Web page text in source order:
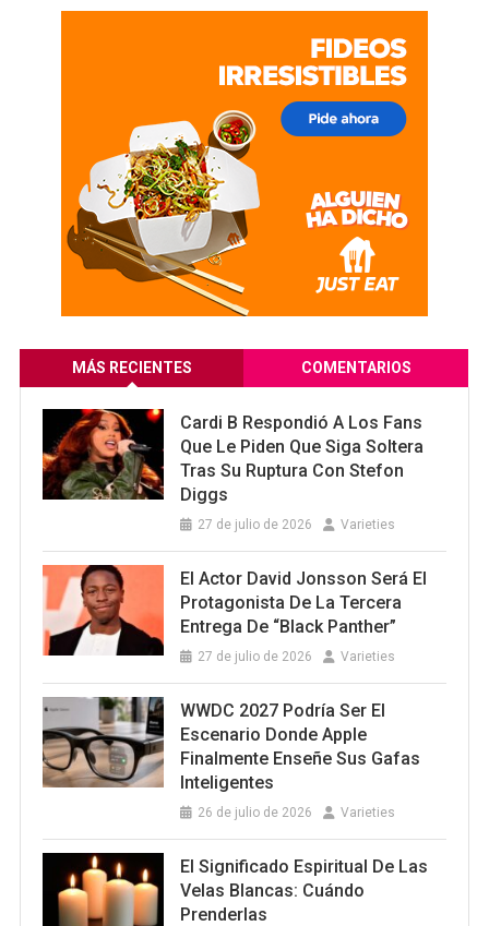
MÁS RECIENTES COMENTARIOS
Cardi B Respondió A Los Fans
Que Le Piden Que Siga Soltera
Tras Su Ruptura Con Stefon
Diggs
27 de julio de 2026 Varieties
El Actor David Jonsson Será El
Protagonista De La Tercera
Entrega De “Black Panther”
27 de julio de 2026 Varieties
WWDC 2027 Podría Ser El
Escenario Donde Apple
Finalmente Enseñe Sus Gafas
Inteligentes
26 de julio de 2026 Varieties
El Significado Espiritual De Las
Velas Blancas: Cuándo
Prenderlas